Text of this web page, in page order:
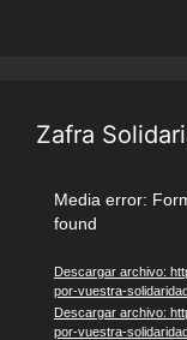
Zafra
Reproductor
de
vídeo
Media error:
found
Descargar archivo:
por-vuestra-
Descargar archivo:
por-vuestra-